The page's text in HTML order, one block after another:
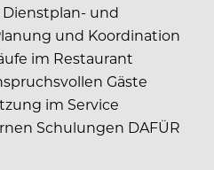
und
und Koordination
im Restaurant
Gäste
im Service
Schulungen DAFÜR